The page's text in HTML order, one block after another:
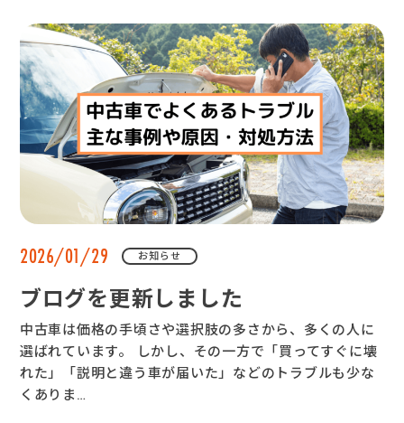
2026/01/29 お知らせ
ブログを更新しました
中古車は価格の手頃さや選択肢の多さから、多くの人に
選ばれています。 しかし、その一方で「買ってすぐに壊
れた」「説明と違う車が届いた」などのトラブルも少な
くありま…